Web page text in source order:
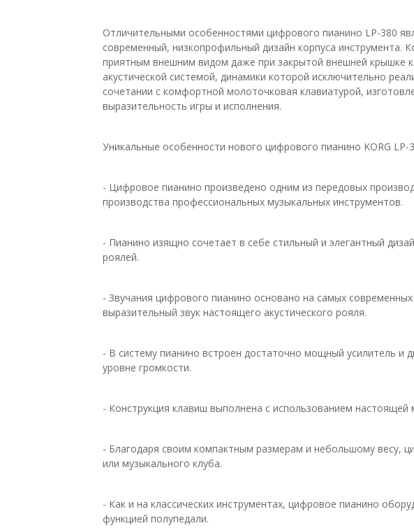
Отличительными особенностями цифрового пианино LP-380
современный, низкопрофильный дизайн корпуса инструмента.
приятным внешним видом даже при закрытой внешней крышке
акустической системой, динамики которой исключительно
сочетании с комфортной молоточковая клавиатурой,
выразительность игры и исполнения.
Уникальные особенности нового цифрового пианино KORG LP-
- Цифровое пианино произведено одним из передовых
производства профессиональных музыкальных инструментов.
- Пианино изящно сочетает в себе стильный и элегантный
роялей.
- Звучания цифрового пианино основано на самых
выразительный звук настоящего акустического рояля.
- В систему пианино встроен достаточно мощный усилитель и
уровне громкости.
- Конструкция клавиш выполнена с использованием
- Благодаря своим компактным размерам и небольшому весу,
или музыкального клуба.
- Как и на классических инструментах, цифровое пианино
функцией полупедали.